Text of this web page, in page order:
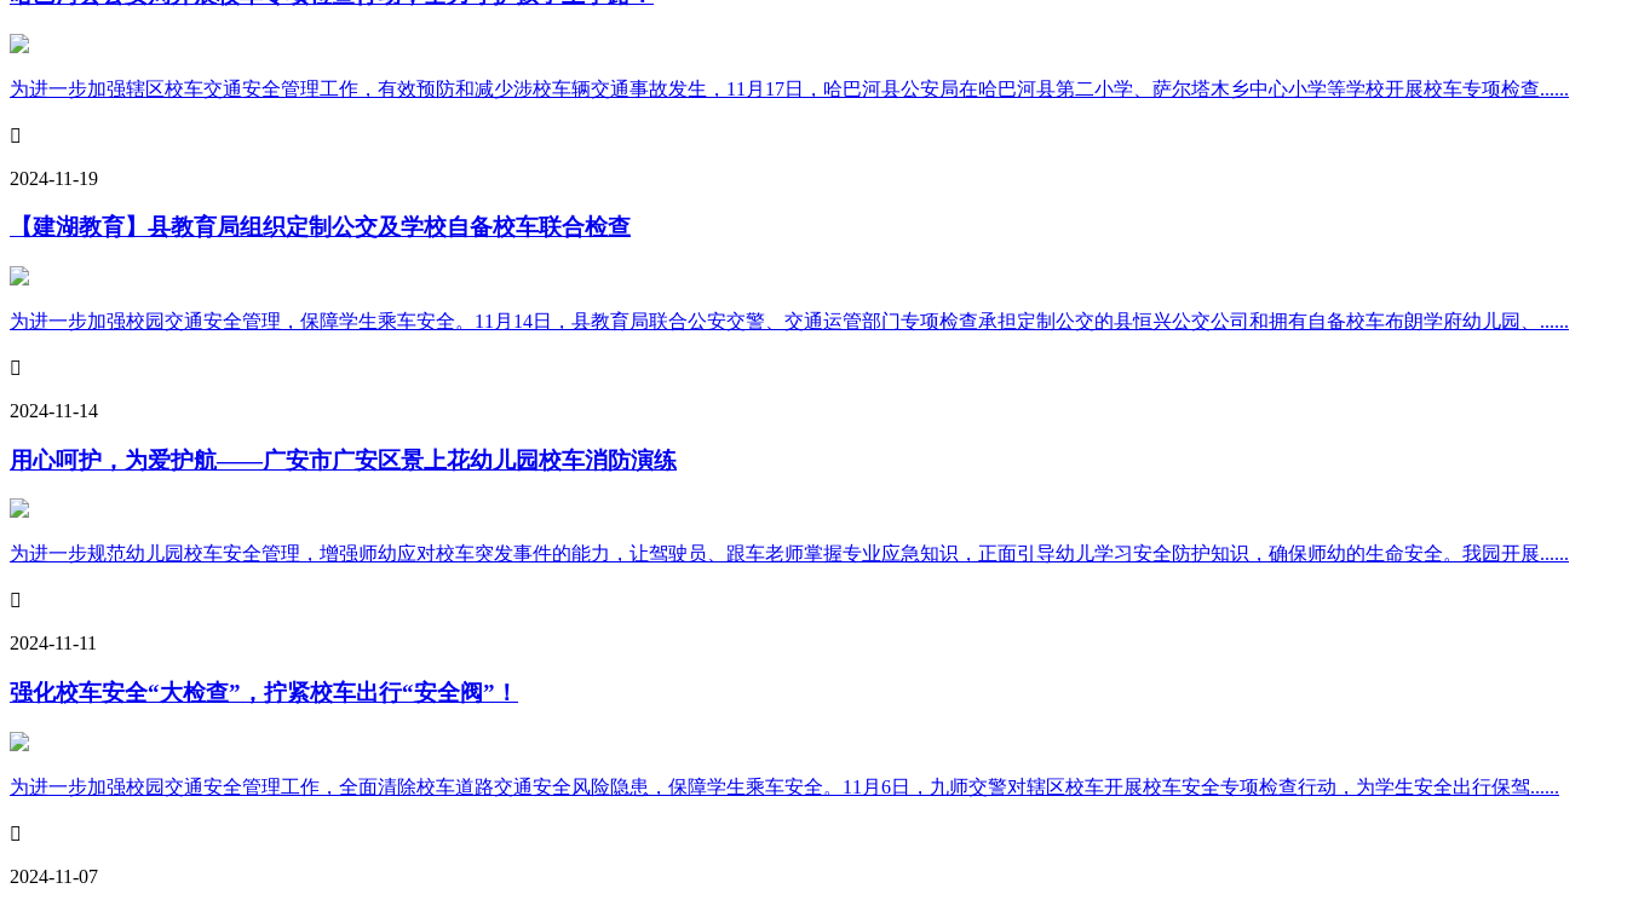
为进一步加强辖区校车交通安全管理工作，有效预防和减少涉校车辆交通事故发生，11月17日，哈巴河县公安局在哈巴河县第二小学、萨尔塔木乡中心小学等学校开展校车专项检查......

2024-11-19
【建湖教育】县教育局组织定制公交及学校自备校车联合检查
为进一步加强校园交通安全管理，保障学生乘车安全。11月14日，县教育局联合公安交警、交通运管部门专项检查承担定制公交的县恒兴公交公司和拥有自备校车布朗学府幼儿园、......

2024-11-14
用心呵护，为爱护航——广安市广安区景上花幼儿园校车消防演练
为进一步规范幼儿园校车安全管理，增强师幼应对校车突发事件的能力，让驾驶员、跟车老师掌握专业应急知识，正面引导幼儿学习安全防护知识，确保师幼的生命安全。我园开展......

2024-11-11
强化校车安全“大检查”，拧紧校车出行“安全阀”！
为进一步加强校园交通安全管理工作，全面清除校车道路交通安全风险隐患，保障学生乘车安全。11月6日，九师交警对辖区校车开展校车安全专项检查行动，为学生安全出行保驾......

2024-11-07